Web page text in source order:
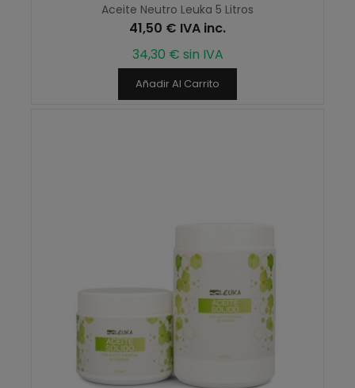
Aceite Neutro Leuka 5 Litros
41,50 € IVA inc.
34,30 € sin IVA
Añadir Al Carrito